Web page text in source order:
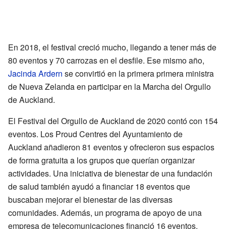
En 2018, el festival creció mucho, llegando a tener más de
80 eventos y 70 carrozas en el desfile. Ese mismo año,
Jacinda Ardern se convirtió en la primera primera ministra
de Nueva Zelanda en participar en la Marcha del Orgullo
de Auckland.
El Festival del Orgullo de Auckland de 2020 contó con 154
eventos. Los Proud Centres del Ayuntamiento de
Auckland añadieron 81 eventos y ofrecieron sus espacios
de forma gratuita a los grupos que querían organizar
actividades. Una iniciativa de bienestar de una fundación
de salud también ayudó a financiar 18 eventos que
buscaban mejorar el bienestar de las diversas
comunidades. Además, un programa de apoyo de una
empresa de telecomunicaciones financió 16 eventos.